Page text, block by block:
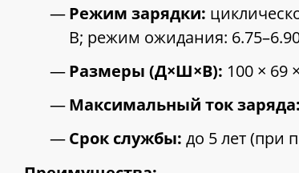
Режим зарядки:
В; режим ожидания:
Размеры (Д×Ш×В): 100 × 69
Максимальный ток заряда:
Срок службы: до 5 лет (при